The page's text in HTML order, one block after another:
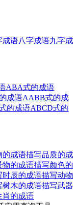
成语八字成语九字成
ABA式的成语
成语AABB式的成
的成语ABCD式的
的成语描写品质的成
物的成语描写颜色的
时辰的成语描写动物
树木的成语描写武器
肖的成语